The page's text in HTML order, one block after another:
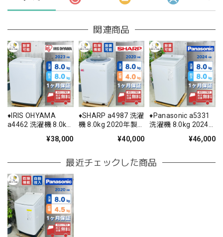
関連商品
♦️IRIS OHYAMA
a4462 洗濯機 8.0kg
¥38,000
♦️SHARP a4987 洗濯
機 8.0kg 2020年製
¥40,000
♦️Panasonic a5331
洗濯機 8.0kg 2024
¥46,000
最近チェックした商品